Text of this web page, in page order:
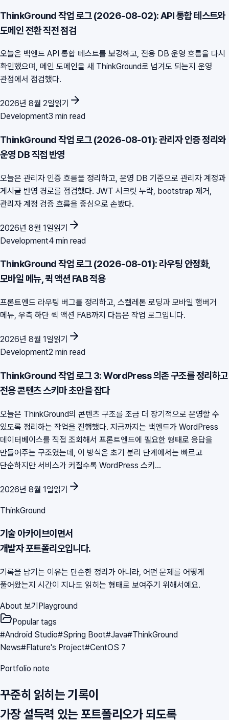
ThinkGround 작업 로그 (2026-08-02): API 통합 테스트와
도메인 전환 직전 점검
오늘은 백엔드 API 통합 테스트를 보강하고, 전용 DB 운영 흐름을 다시
확인했으며, 메인 도메인을 새 ThinkGround로 넘겨도 되는지 운영
관점에서 점검했다.
2026년 8월 2일읽기
Development3 min read
ThinkGround 작업 로그 (2026-08-01): 관리자 인증 정리와
운영 DB 직접 반영
오늘은 관리자 인증 흐름을 정리하고, 운영 DB 기준으로 관리자 계정과
게시글 반영 경로를 점검했다. JWT 시크릿 누락, bootstrap 제거,
관리자 계정 검증 흐름을 중심으로 손봤다.
2026년 8월 1일읽기
Development4 min read
ThinkGround 작업 로그 (2026-08-01): 라우팅 안정화,
모바일 메뉴, 퀵 액션 FAB 적용
프론트엔드 라우팅 버그를 정리하고, 스켈레톤 로딩과 모바일 햄버거
메뉴, 우측 하단 퀵 액션 FAB까지 다듬은 작업 로그입니다.
2026년 8월 1일읽기
Development2 min read
ThinkGround 작업 로그 3: WordPress 의존 구조를 정리하고
전용 콘텐츠 스키마 초안을 잡다
오늘은 ThinkGround의 콘텐츠 구조를 조금 더 장기적으로 운영할 수
있도록 정리하는 작업을 진행했다. 지금까지는 백엔드가 WordPress
데이터베이스를 직접 조회해서 프론트엔드에 필요한 형태로 응답을
만들어주는 구조였는데, 이 방식은 초기 분리 단계에서는 빠르고
단순하지만 서비스가 커질수록 WordPress 스키...
2026년 8월 1일읽기
ThinkGround
기술 아카이브이면서
개발자 포트폴리오입니다.
기록을 남기는 이유는 단순한 정리가 아니라, 어떤 문제를 어떻게
풀어왔는지 시간이 지나도 읽히는 형태로 보여주기 위해서예요.
About 보기Playground
Popular tags
#Android Studio#Spring Boot#Java#ThinkGround
News#Flature's Project#CentOS 7
Portfolio note
꾸준히 읽히는 기록이
가장 설득력 있는 포트폴리오가 되도록